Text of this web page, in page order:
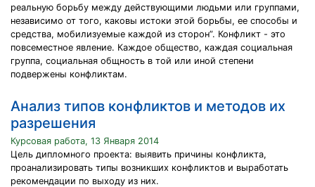
реальную борьбу между действующими людьми или группами,
независимо от того, каковы истоки этой борьбы, ее способы и
средства, мобилизуемые каждой из сторон”. Конфликт - это
повсеместное явление. Каждое общество, каждая социальная
группа, социальная общность в той или иной степени
подвержены конфликтам.
Анализ типов конфликтов и методов их
разрешения
Курсовая работа, 13 Января 2014
Цель дипломного проекта: выявить причины конфликта,
проанализировать типы возникших конфликтов и выработать
рекомендации по выходу из них.